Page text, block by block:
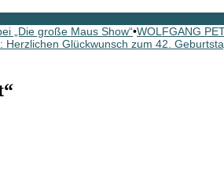
„Die große Maus Show“•WOLFGANG
Herzlichen Glückwunsch zum 42.